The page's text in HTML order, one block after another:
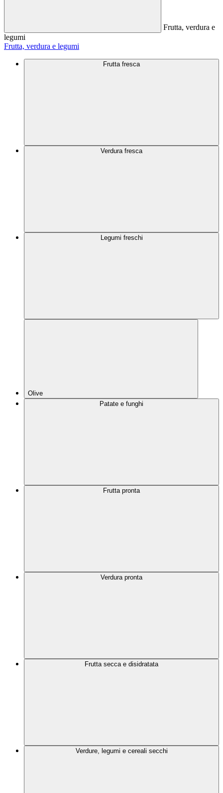
Frutta, verdura e
legumi
Frutta, verdura e legumi
Frutta fresca
Verdura fresca
Legumi freschi
Olive
Patate e funghi
Frutta pronta
Verdura pronta
Frutta secca e disidratata
Verdure, legumi e cereali secchi